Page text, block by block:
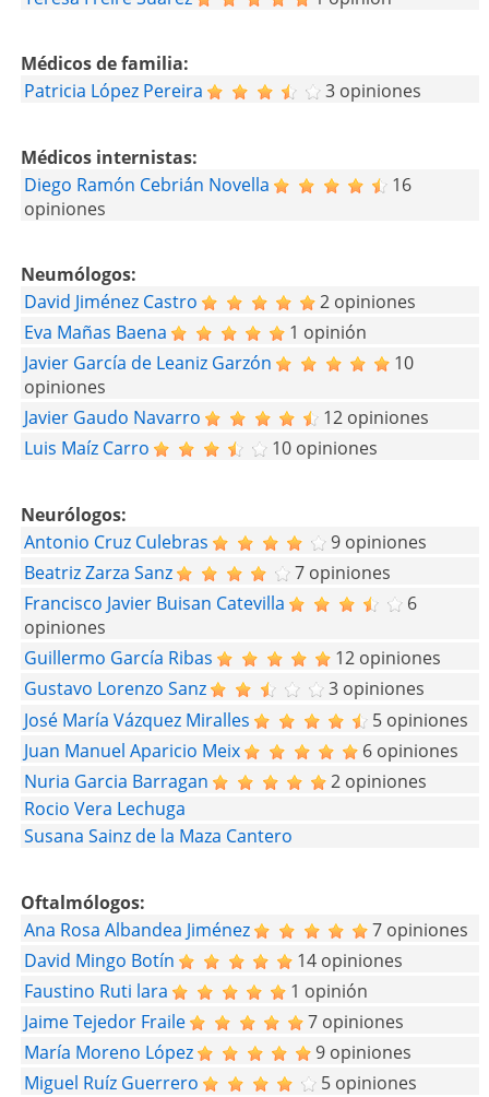
Médicos de familia:
Patricia López Pereira
3 opiniones
Médicos internistas:
Diego Ramón Cebrián Novella
16
opiniones
Neumólogos:
David Jiménez Castro
2 opiniones
Eva Mañas Baena
1 opinión
Javier García de Leaniz Garzón
10
opiniones
Javier Gaudo Navarro
12 opiniones
Luis Maíz Carro
10 opiniones
Neurólogos:
Antonio Cruz Culebras
9 opiniones
Beatriz Zarza Sanz
7 opiniones
Francisco Javier Buisan Catevilla
6
opiniones
Guillermo García Ribas
12 opiniones
Gustavo Lorenzo Sanz
3 opiniones
José María Vázquez Miralles
5 opiniones
Juan Manuel Aparicio Meix
6 opiniones
Nuria Garcia Barragan
2 opiniones
Rocio Vera Lechuga
Susana Sainz de la Maza Cantero
Oftalmólogos:
Ana Rosa Albandea Jiménez
7 opiniones
David Mingo Botín
14 opiniones
Faustino Ruti lara
1 opinión
Jaime Tejedor Fraile
7 opiniones
María Moreno López
9 opiniones
Miguel Ruíz Guerrero
5 opiniones